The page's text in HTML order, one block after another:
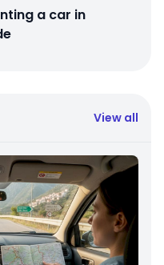
a car in
View all